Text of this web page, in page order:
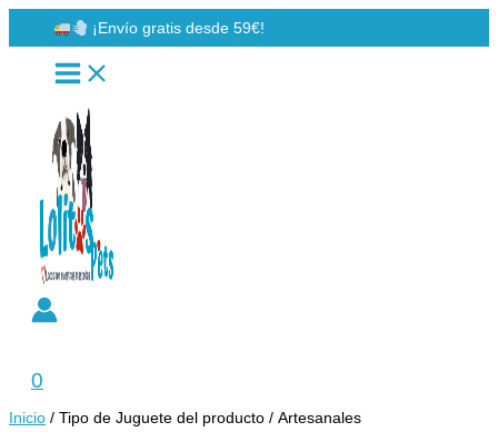
al
contenido
¡Envío gratis desde 59€!
0
Inicio / Tipo de Juguete del producto / Artesanales